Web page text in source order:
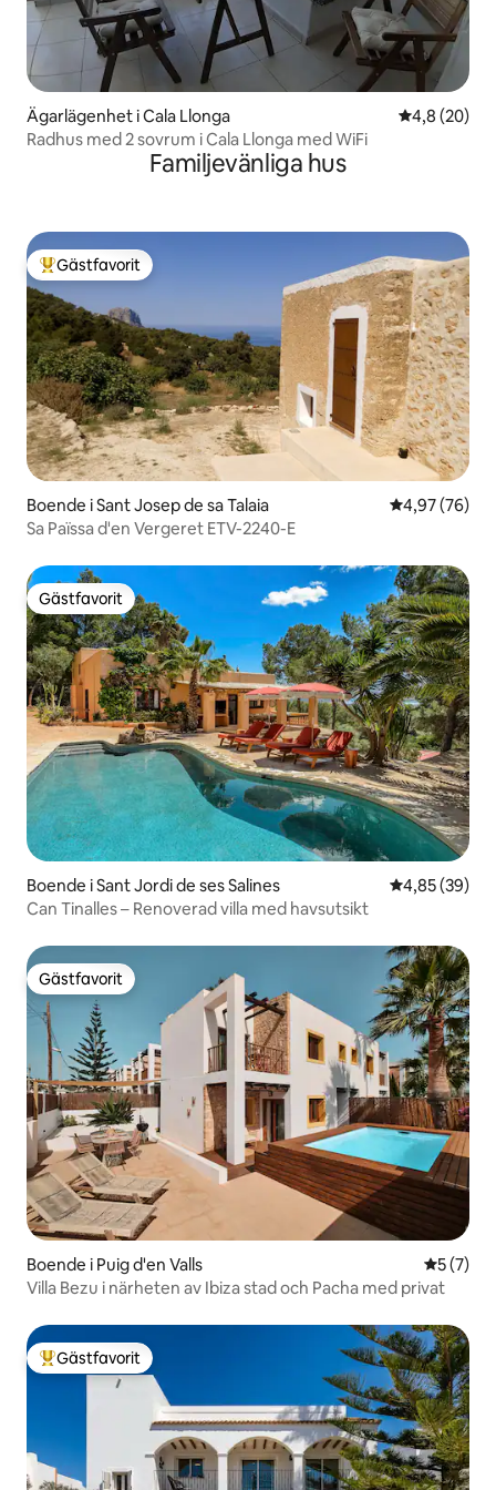
Ägarlägenhet i Cala Llonga 4,8 av 5 i
4,8 (20)
Radhus med 2 sovrum i Cala Llonga med WiFi
Familjevänliga hus
Populär gästfavorit
Gästfavorit
Boende i Sant Josep de sa Talaia 4,97 av 5 i
4,97 (76)
Sa Païssa d'en Vergeret ETV-2240-E
Gästfavorit
Gästfavorit
Boende i Sant Jordi de ses Salines 4,85 av 5 i
4,85 (39)
Can Tinalles – Renoverad villa med havsutsikt
Gästfavorit
Gästfavorit
Boende i Puig d'en Valls 5 av 5 i
5 (7)
Villa Bezu i närheten av Ibiza stad och Pacha med privat
Populär gästfavorit
Gästfavorit